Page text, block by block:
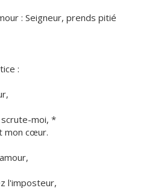
: Seigneur, prends pitié
:
moi, *
mon cœur.
l'imposteur,